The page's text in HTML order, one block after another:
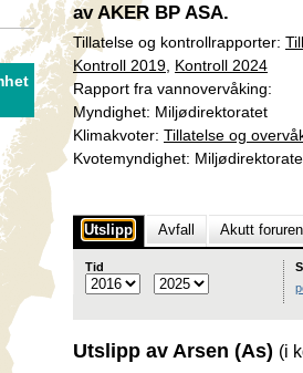
av AKER BP ASA.
Tillatelse og kontrollrapporter:
Kontroll 2019 Kontroll 2024
Rapport fra vannovervåking:
Myndighet: Miljødirektoratet
Klimakvoter: Tillatelse og
Kvotemyndighet:
Utslipp Avfall Akutt
Tid
Utslipp av Arsen (As) (i